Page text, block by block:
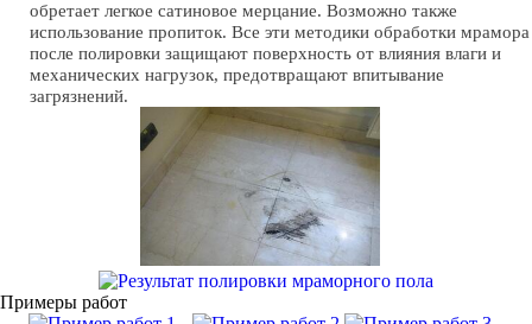
обретает легкое сатиновое мерцание. Возможно также
использование пропиток. Все эти методики обработки мрамора
после полировки защищают поверхность от влияния влаги и
механических нагрузок, предотвращают впитывание
загрязнений.
Примеры работ